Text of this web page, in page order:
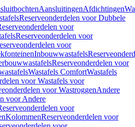
AansluitingenAfdichtingen
Reserveonderdelen voor Dubbele
voor
Reserveonderdelen voor
voor
Inbouwwastafels
Reserveonderdelen voor
Wastafels ComfortWastafels
voor Wastafels voor
voor WastroggenAndere
voor Andere
voor
KolommenReserveonderdelen voor